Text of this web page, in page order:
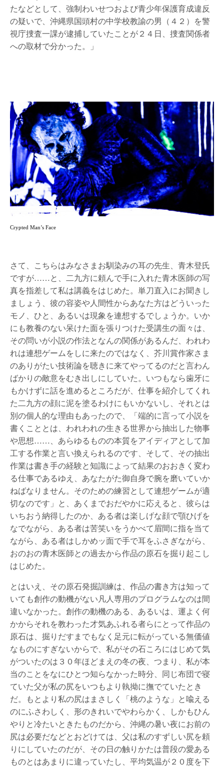
たなどとして、強制わいせつおよび青少年保護育成違反
の疑いで、沖縄県国頭村の中学校教諭の男（４２）を警
視庁捜査一課が逮捕していたことが２４日、捜査関係者
への取材で分かった。」
Crypted Man’s Face
さて、こちらはみなさまお馴染みの耳の先生、青木登氏
ですが……と、二九方に頼んで手に入れた青木医師の写
真を指差して私は講義をはじめた。単刀直入にお聞きし
ましょう、彼の容姿や人間性からあなた方はどういった
モノ、ひと、あるいは現象を連想するでしょうか。いか
にも教養のない呆けた面を張りつけた受講生の面々は、
その問いが小説の作法となんの関係があるんだ、われわ
れは連想ゲームをしに来たのではなく、芥川賞作家さま
のありがたい技術論を聴きに来てやってるのだと言わん
ばかりの敵意をむき出しにしていた。いつもなら歯牙に
もかけずに話を進めるところだが、仕事を紹介してくれ
た二九方の顔に泥を塗るわけにもいかないし、それとは
別の個人的な理由もあったので、「端的に言って小説を
書くこととは、われわれの生きる世界から抽出した物事
や思想……、あらゆるものの本質をアイディアとして加
工する作業と言い換えられるのです、そして、その抽出
作業は書き手の経験と知識によって結果のおおきく変わ
る仕事であるゆえ、あなたがた御自身で腕を磨いていか
ねばなりません。そのための練習として連想ゲームが適
切なのです」と、あくまでおだやかに応えると、彼らは
いちおう納得したのか、ある者は楽しげな顔で顎ひげを
なでながら、ある者は苦笑いをうかべて眉間に指を当て
ながら、ある者はしかめッ面で手で耳をふさぎながら、
おのおの青木医師との過去から作品の原石を掘り起こし
はじめた。
とはいえ、その原石発掘訓練は、作品の書き方は知って
いても創作の動機がない凡人専用のプログラムなのは間
違いなかった。創作の動機のある、あるいは、運よく何
かからそれを教わった才気あふれる者らにとって作品の
原石は、掘りだすまでもなく足元に転がっている無価値
なものにすぎないからで、私がその石ころにはじめて気
がついたのは３０年ほどまえの冬の夜、つまり、私が本
当のことをなにひとつ知らなかった時分、同じ布団で寝
ていた父が私の尻をいつもより執拗に撫でていたとき
だ。もとより私の尻はまさしく「桃のような」と喩える
のにふさわしく、形のきれいでやわらかく、しかもひん
やりと冷たいときたものだから、沖縄の暑い夜にお前の
尻は必要だなどとおどけては、父は私のすずしい尻を頼
りにしていたのだが、その日の触りかたは普段の愛ある
ものとはあまりに違っていたし、平均気温が２０度を下